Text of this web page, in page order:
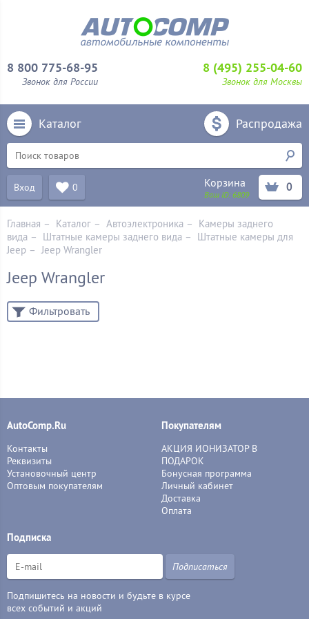
8 800 775-68-95
Звонок для России
8 (495) 255-04-60
Звонок для Москвы
Каталог Распродажа
Вход 0 Корзина
Ваш ID:6809
0
Главная – Каталог – Автоэлектроника – Камеры заднего
вида – Штатные камеры заднего вида – Штатные камеры для
Jeep –Jeep Wrangler
Jeep Wrangler
Фильтровать
AutoComp.Ru
Контакты
Реквизиты
Установочный центр
Оптовым покупателям
Покупателям
АКЦИЯ ИОНИЗАТОР В
ПОДАРОК
Бонусная программа
Личный кабинет
Доставка
Оплата
Подписка
Подписаться
Подпишитесь на новости и будьте в курсе
всех событий и акций